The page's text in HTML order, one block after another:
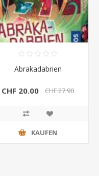
Abrakadabrien
CHF 20.00 CHF 27.90
KAUFEN